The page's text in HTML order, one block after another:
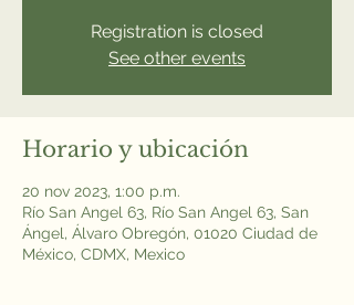
Registration is closed
See other events
Horario y ubicación
20 nov 2023, 1:00 p.m.
Río San Angel 63, Río San Angel 63, San
Ángel, Álvaro Obregón, 01020 Ciudad de
México, CDMX, Mexico